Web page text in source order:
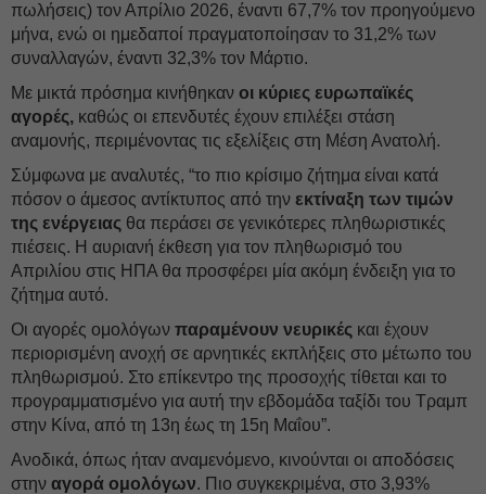
πωλήσεις) τον Απρίλιο 2026, έναντι 67,7% τον προηγούμενο
μήνα, ενώ οι ημεδαποί πραγματοποίησαν το 31,2% των
συναλλαγών, έναντι 32,3% τον Μάρτιο.
Με μικτά πρόσημα κινήθηκαν οι κύριες ευρωπαϊκές
αγορές, καθώς οι επενδυτές έχουν επιλέξει στάση
αναμονής, περιμένοντας τις εξελίξεις στη Μέση Ανατολή.
Σύμφωνα με αναλυτές, “το πιο κρίσιμο ζήτημα είναι κατά
πόσον ο άμεσος αντίκτυπος από την εκτίναξη των τιμών
της ενέργειας θα περάσει σε γενικότερες πληθωριστικές
πιέσεις. Η αυριανή έκθεση για τον πληθωρισμό του
Απριλίου στις ΗΠΑ θα προσφέρει μία ακόμη ένδειξη για το
ζήτημα αυτό.
Οι αγορές ομολόγων παραμένουν νευρικές και έχουν
περιορισμένη ανοχή σε αρνητικές εκπλήξεις στο μέτωπο του
πληθωρισμού. Στο επίκεντρο της προσοχής τίθεται και το
προγραμματισμένο για αυτή την εβδομάδα ταξίδι του Τραμπ
στην Κίνα, από τη 13η έως τη 15η Μαΐου”.
Ανοδικά, όπως ήταν αναμενόμενο, κινούνται οι αποδόσεις
στην αγορά ομολόγων. Πιο συγκεκριμένα, στο 3,93%